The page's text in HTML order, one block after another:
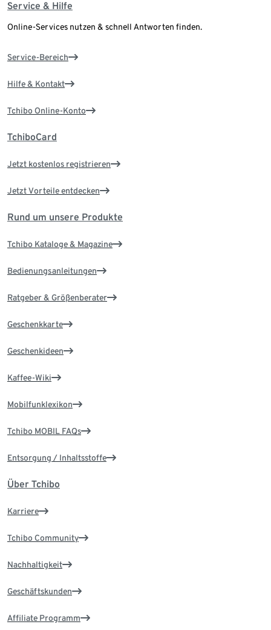
Service & Hilfe
Online-Services nutzen & schnell Antworten finden.
Service-Bereich
Hilfe & Kontakt
Tchibo Online-Konto
TchiboCard
Jetzt kostenlos registrieren
Jetzt Vorteile entdecken
Rund um unsere Produkte
Tchibo Kataloge & Magazine
Bedienungsanleitungen
Ratgeber & Größenberater
Geschenkkarte
Geschenkideen
Kaffee-Wiki
Mobilfunklexikon
Tchibo MOBIL FAQs
Entsorgung / Inhaltsstoffe
Über Tchibo
Karriere
Tchibo Community
Nachhaltigkeit
Geschäftskunden
Affiliate Programm